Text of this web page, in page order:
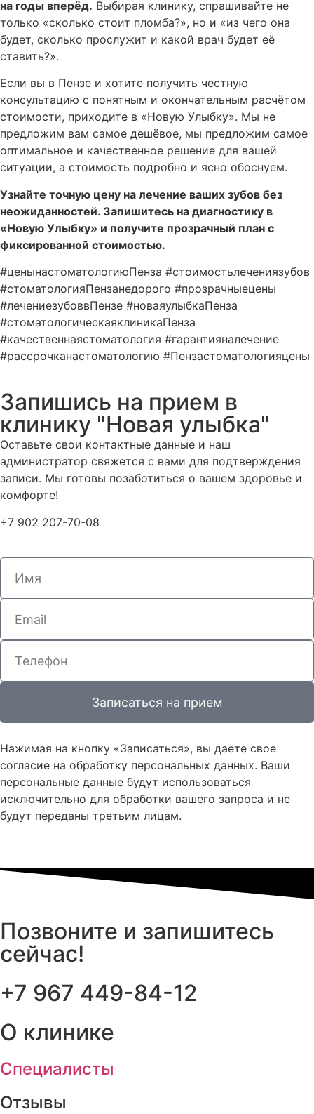
на годы вперёд. Выбирая клинику, спрашивайте не
только «сколько стоит пломба?», но и «из чего она
будет, сколько прослужит и какой врач будет её
ставить?».
Если вы в Пензе и хотите получить честную
консультацию с понятным и окончательным расчётом
стоимости, приходите в «Новую Улыбку». Мы не
предложим вам самое дешёвое, мы предложим самое
оптимальное и качественное решение для вашей
ситуации, а стоимость подробно и ясно обоснуем.
Узнайте точную цену на лечение ваших зубов без
неожиданностей. Запишитесь на диагностику в
«Новую Улыбку» и получите прозрачный план с
фиксированной стоимостью.
#ценынастоматологиюПенза #стоимостьлечениязубов
#стоматологияПензанедорого #прозрачныецены
#лечениезубоввПензе #новаяулыбкаПенза
#стоматологическаяклиникаПенза
#качественнаястоматология #гарантияналечение
#рассрочканастоматологию #Пензастоматологияцены
Запишись на прием в
клинику "Новая улыбка"
Оставьте свои контактные данные и наш
администратор свяжется с вами для подтверждения
записи. Мы готовы позаботиться о вашем здоровье и
комфорте!
+7 902 207-70-08
Записаться на прием
Нажимая на кнопку «Записаться», вы даете свое
согласие на обработку персональных данных. Ваши
персональные данные будут использоваться
исключительно для обработки вашего запроса и не
будут переданы третьим лицам.
Позвоните и запишитесь
сейчас!
+7 967 449-84-12
О клинике
Cпециалисты
Отзывы